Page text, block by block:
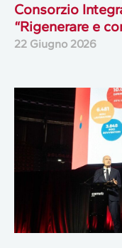
Consorzio
“Rigenerare e
22 Giugno 2026